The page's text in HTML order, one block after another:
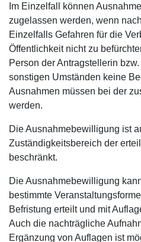
Im Einzelfall können
zugelassen werden, wenn
Einzelfalls Gefahren für die
Öffentlichkeit nicht zu
Person der Antragstellerin
sonstigen Umständen keine
Ausnahmen müssen bei der
werden.
Die Ausnahmebewilligung ist
Zuständigkeitsbereich der
beschränkt.
Die Ausnahmebewilligung
bestimmte
Befristung erteilt und mit
Auch die nachträgliche
Ergänzung von Auflagen ist